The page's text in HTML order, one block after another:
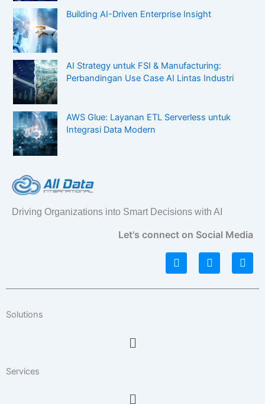
Building AI-Driven Enterprise Insight
AI Strategy untuk FSI & Manufacturing:
Perbandingan Use Case AI Lintas Industri
AWS Glue: Layanan ETL Serverless untuk
Integrasi Data Modern
Driving Organizations into Smart Decisions with AI
Let's connect on Social Media
L
i
k
I
n
t
F
a
e
Solutions
Menu
Services
Menu